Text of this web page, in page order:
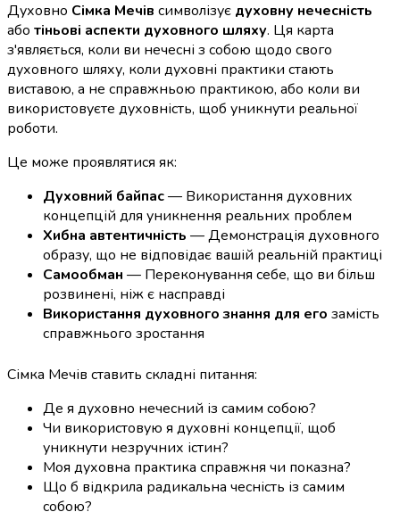
Духовно Сімка Мечів символізує духовну нечесність
або тіньові аспекти духовного шляху. Ця карта
з'являється, коли ви нечесні з собою щодо свого
духовного шляху, коли духовні практики стають
виставою, а не справжньою практикою, або коли ви
використовуєте духовність, щоб уникнути реальної
роботи.
Це може проявлятися як:
Духовний байпас— Використання духовних
концепцій для уникнення реальних проблем
Хибна автентичність — Демонстрація духовного
образу, що не відповідає вашій реальній практиці
Самообман — Переконування себе, що ви більш
розвинені, ніж є насправді
Використання духовного знання для его замість
справжнього зростання
Сімка Мечів ставить складні питання:
Де я духовно нечесний із самим собою?
Чи використовую я духовні концепції, щоб
уникнути незручних істин?
Моя духовна практика справжня чи показна?
Що б відкрила радикальна чесність із самим
собою?